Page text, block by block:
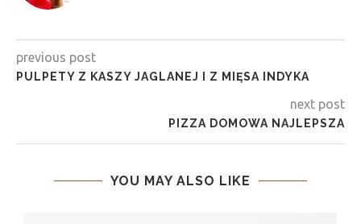
previous post
PULPETY Z KASZY JAGLANEJ I Z MIĘSA INDYKA
next post
PIZZA DOMOWA NAJLEPSZA
YOU MAY ALSO LIKE